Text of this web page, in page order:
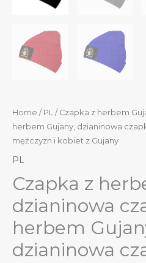
Home / PL / Czapka z herbem
herbem Gujany, dzianinowa
mężczyzn i kobiet z Gujany
PL
Czapka z
dzianinowa
herbem
dzianinowa